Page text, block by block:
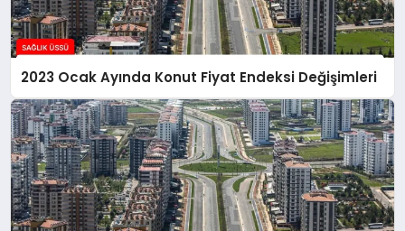
2023 Ocak Ayında Konut Fiyat Endeksi Değişimleri